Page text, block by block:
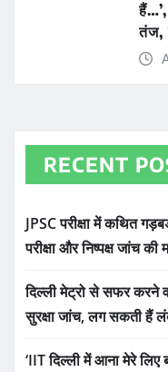
तंज,
RECENT
JPSC परीक्षा में कथित
परीक्षा और निष्पक्ष जांच की
दिल्ली मेट्रो से सफर करने
सुरक्षा जांच, लग सकती हैं
‘IIT दिल्ली में आना मेरे लिए